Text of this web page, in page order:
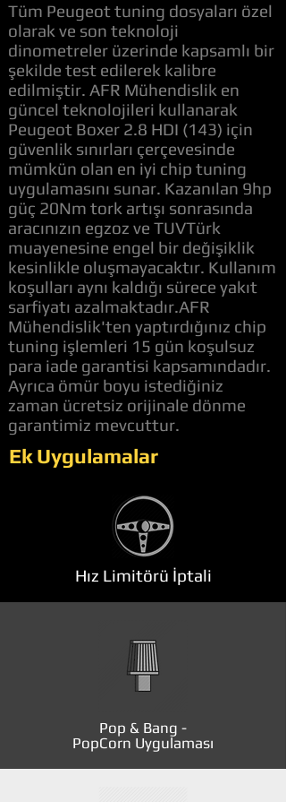
Tüm Peugeot tuning dosyaları özel
olarak ve son teknoloji
dinometreler üzerinde kapsamlı bir
şekilde test edilerek kalibre
edilmiştir. AFR Mühendislik en
güncel teknolojileri kullanarak
Peugeot Boxer 2.8 HDI (143) için
güvenlik sınırları çerçevesinde
mümkün olan en iyi chip tuning
uygulamasını sunar. Kazanılan 9hp
güç 20Nm tork artışı sonrasında
aracınızın egzoz ve TUVTürk
muayenesine engel bir değişiklik
kesinlikle oluşmayacaktır. Kullanım
koşulları aynı kaldığı sürece yakıt
sarfiyatı azalmaktadır.AFR
Mühendislik'ten yaptırdığınız chip
tuning işlemleri 15 gün koşulsuz
para iade garantisi kapsamındadır.
Ayrıca ömür boyu istediğiniz
zaman ücretsiz orijinale dönme
garantimiz mevcuttur.
Ek Uygulamalar
Hız Limitörü İptali
Pop & Bang -
PopCorn Uygulaması